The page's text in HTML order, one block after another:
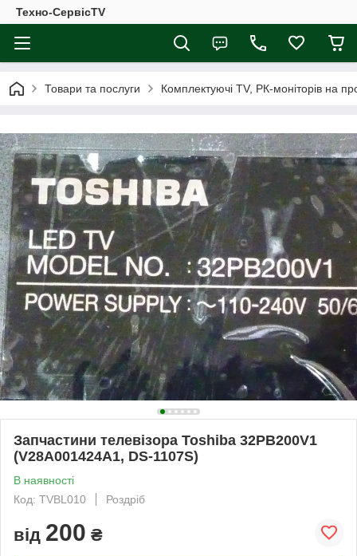
Техно-СервісTV
Товари та послуги Комплектуючі ТV, РК-моніторів на
Запчастини телевізора Toshiba 32PB200V1
(V28A001424A1, DS-1107S)
В наявності
Код: TVBL010
Роздріб
від 200 ₴